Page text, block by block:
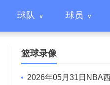
球队 球员
篮球录像
2026年05月31日NBA